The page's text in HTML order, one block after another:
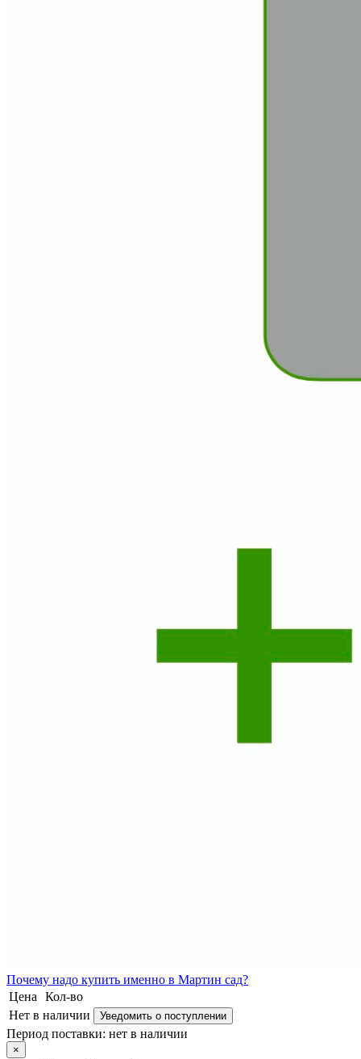
Почему надо купить именно в Мартин сад?
Цена
Кол-во
Нет в наличии
Уведомить о поступлении
Период поставки: нет в наличии
×